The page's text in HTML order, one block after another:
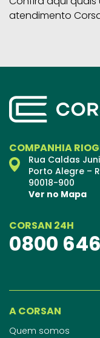
atendimento
COMPANHIA
Rua Caldas
Porto Alegre –
90018-900
Ver no Mapa
CORSAN 24H
0800
A CORSAN
Quem somos